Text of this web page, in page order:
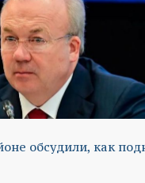
обсудили, как